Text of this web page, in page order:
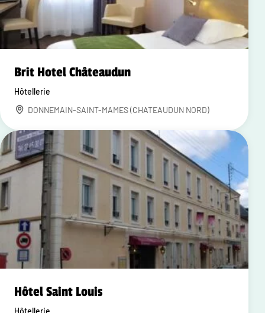
Brit Hotel Châteaudun
Hôtellerie
DONNEMAIN-SAINT-MAMES (CHATEAUDUN NORD)
Hôtel Saint Louis